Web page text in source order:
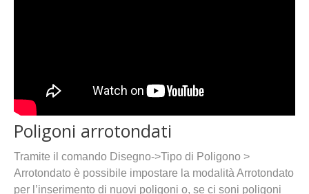
Poligoni arrotondati
Tramite il comando Disegno->Tipo di Poligono >
Arrotondato è possibile impostare la modalità Arrotondato
per l’inserimento di nuovi poligoni o, se ci soni poligoni